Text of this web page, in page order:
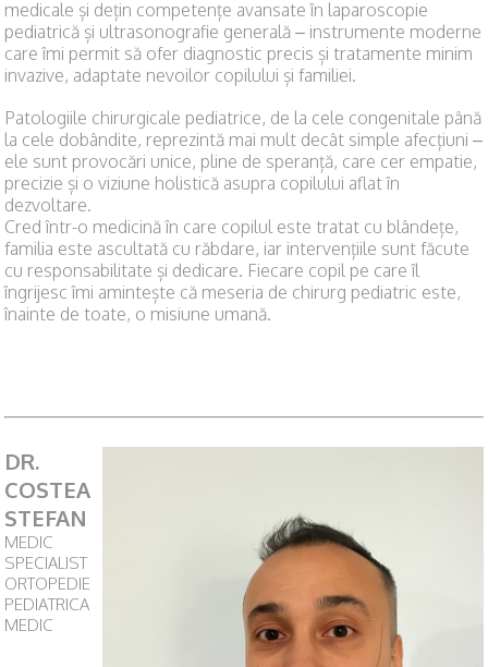
medicale și dețin competențe avansate în laparoscopie
pediatrică și ultrasonografie generală – instrumente moderne
care îmi permit să ofer diagnostic precis și tratamente minim
invazive, adaptate nevoilor copilului și familiei.
Patologiile chirurgicale pediatrice, de la cele congenitale până
la cele dobândite, reprezintă mai mult decât simple afecțiuni –
ele sunt provocări unice, pline de speranță, care cer empatie,
precizie și o viziune holistică asupra copilului aflat în
dezvoltare.
Cred într-o medicină în care copilul este tratat cu blândețe,
familia este ascultată cu răbdare, iar intervențiile sunt făcute
cu responsabilitate și dedicare. Fiecare copil pe care îl
îngrijesc îmi amintește că meseria de chirurg pediatric este,
înainte de toate, o misiune umană.
DR.
COSTEA
STEFAN
MEDIC
SPECIALIST
ORTOPEDIE
PEDIATRICA
MEDIC